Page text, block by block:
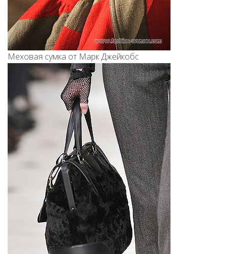
Меховая сумка от Марк Джейкобс